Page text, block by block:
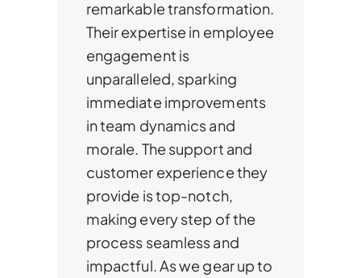
remarkable transformation.
Their expertise in employee
engagement is
unparalleled, sparking
immediate improvements
in team dynamics and
morale. The support and
customer experience they
provide is top-notch,
making every step of the
process seamless and
impactful. As we gear up to